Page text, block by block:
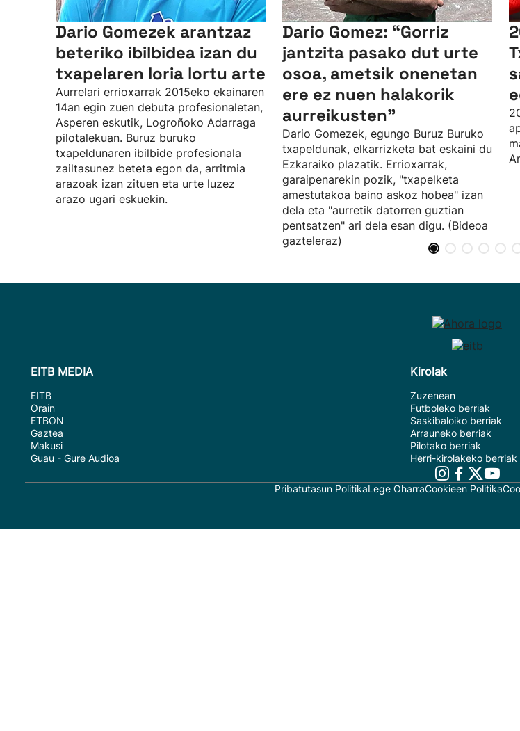
Dario Gomezek arantzaz
beteriko ibilbidea izan du
txapelaren loria lortu arte
Aurrelari errioxarrak 2015eko ekainaren
14an egin zuen debuta profesionaletan,
Asperen eskutik, Logroñoko Adarraga
pilotalekuan. Buruz buruko
txapeldunaren ibilbide profesionala
zailtasunez beteta egon da, arritmia
arazoak izan zituen eta urte luzez
arazo ugari eskuekin.
Dario Gomez: “Gorriz
jantzita pasako dut urte
osoa, ametsik onenetan
ere ez nuen halakorik
aurreikusten”
Dario Gomezek, egungo Buruz Buruko
txapeldunak, elkarrizketa bat eskaini du
Ezkaraiko plazatik. Errioxarrak,
garaipenarekin pozik, "txapelketa
amestutakoa baino askoz hobea" izan
dela eta "aurretik datorren guztian
pentsatzen" ari dela esan digu. (Bideoa
gazteleraz)
EITB MEDIA
EITB
Orain
ETBON
Gaztea
Makusi
Guau - Gure Audioa
Kirolak
Zuzenean
Futboleko berriak
Saskibaloiko berriak
Arrauneko berriak
Pilotako berriak
Herri-kirolakeko berriak
Pribatutasun PolitikaLege OharraCookieen Politika